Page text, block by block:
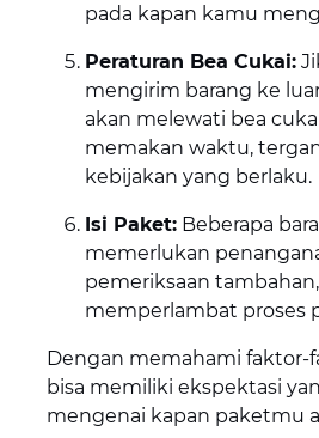
pada kapan kamu
Peraturan Bea Cukai:
mengirim barang ke
akan melewati bea
memakan waktu,
kebijakan yang berlaku.
Isi Paket:Beberapa
memerlukan
pemeriksaan
memperlambat proses
Dengan memahami faktor-
bisa memiliki ekspektasi
mengenai kapan paketmu